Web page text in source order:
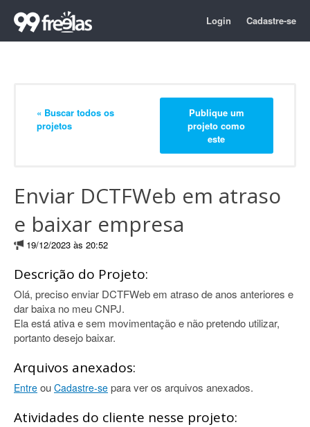
Login Cadastre-se
« Buscar todos os
projetos
Publique um
projeto como
este
Enviar DCTFWeb em atraso
e baixar empresa
19/12/2023 às 20:52
Descrição do Projeto:
Olá, preciso enviar DCTFWeb em atraso de anos anteriores e
dar baixa no meu CNPJ.
Ela está ativa e sem movimentação e não pretendo utilizar,
portanto desejo baixar.
Arquivos anexados:
Entre ou Cadastre-se para ver os arquivos anexados.
Atividades do cliente nesse projeto: